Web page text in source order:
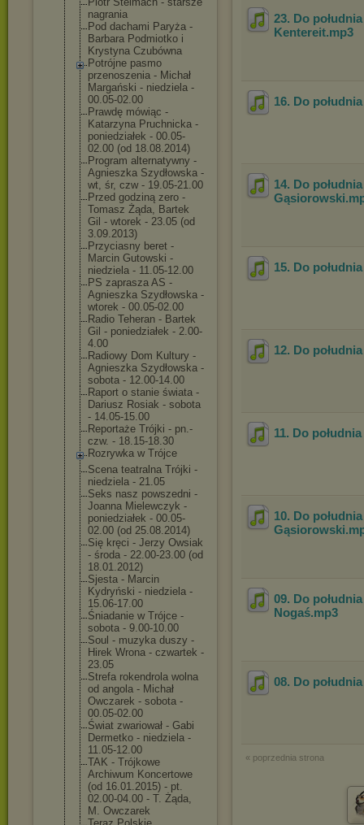
nagrania
Pod dachami Paryża -
Barbara Podmiotko i
Krystyna Czubówna
Potrójne pasmo
przenoszenia - Michał
Margański - niedziela -
00.05-02.00
Prawdę mówiąc -
Katarzyna Pruchnicka -
poniedziałek - 00.05-
02.00 (od 18.08.2014)
Program alternatywny -
Agnieszka Szydłowska -
wt, śr, czw - 19.05-21.00
Przed godziną zero -
Tomasz Żąda, Bartek
Gil - wtorek - 23.05 (od
3.09.2013)
Przyciasny beret -
Marcin Gutowski -
niedziela - 11.05-12.00
PS zaprasza AS -
Agnieszka Szydłowska -
wtorek - 00.05-02.00
Radio Teheran - Bartek
Gil - poniedziałek - 2.00-
4.00
Radiowy Dom Kultury -
Agnieszka Szydłowska -
sobota - 12.00-14.00
Raport o stanie świata -
Dariusz Rosiak - sobota
- 14.05-15.00
Reportaże Trójki - pn.-
czw. - 18.15-18.30
Rozrywka w Trójce
Scena teatralna Trójki -
niedziela - 21.05
Seks nasz powszedni -
Joanna Mielewczyk -
poniedziałek - 00.05-
02.00 (od 25.08.2014)
Się kręci - Jerzy Owsiak
- środa - 22.00-23.00 (od
18.01.2012)
Sjesta - Marcin
Kydryński - niedziela -
15.06-17.00
Śniadanie w Trójce -
sobota - 9.00-10.00
Soul - muzyka duszy -
Hirek Wrona - czwartek -
23.05
Strefa rokendrola wolna
od angola - Michał
Owczarek - sobota -
00.05-02.00
Świat zwariował - Gabi
Dermetko - niedziela -
11.05-12.00
TAK - Trójkowe
Archiwum Koncertowe
(od 16.01.2015) - pt.
02.00-04.00 - T. Żąda,
M. Owczarek
23. Do
Kentereit.mp3
16. Do
14. Do
Gąsiorowski
15. Do
12. Do
11. Do
10. Do
Gąsiorowski
09. Do
Nogaś.mp3
08. Do
« poprzednia strona